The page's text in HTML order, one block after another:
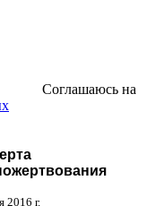
Соглашаюсь на
2016 г.